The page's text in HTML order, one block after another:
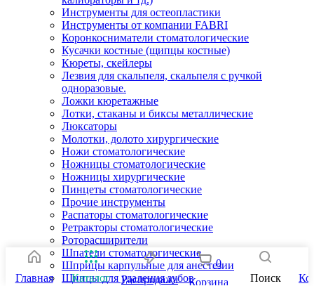
Инструменты для остеопластики
Инструменты от компании FABRI
Коронкосниматели стоматологические
Кусачки костные (щипцы костные)
Кюреты, скейлеры
Лезвия для скальпеля, скальпеля с ручкой
одноразовые.
Ложки кюретажные
Лотки, стаканы и биксы металлические
Люксаторы
Молотки, долото хирургические
Ножи стоматологические
Ножницы стоматологические
Ножницы хирургические
Пинцеты стоматологические
Прочие инструменты
Распаторы стоматологические
Ретракторы стоматологические
Роторасширители
Шпатели стоматологические
Шприцы карпульные для анестезии
Щипцы для удаления зубов
Главная Каталог Распродажа
0
Корзина
Поиск